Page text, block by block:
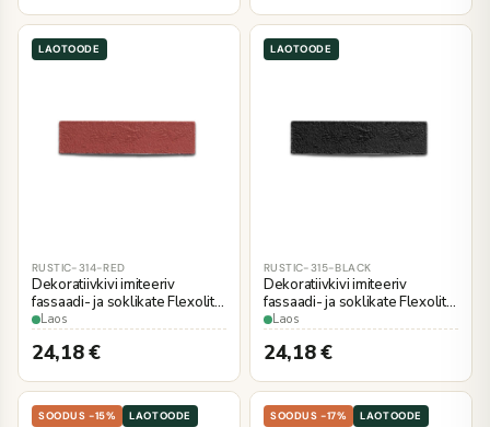
LAOTOODE
RUSTIC-314-RED
Dekoratiivkivi imiteeriv
fassaadi- ja soklikate Flexolith
70x240 mm, RUSTIC 314
Laos
24,18€
LAOTOODE
RUSTIC-315-BLACK
Dekoratiivkivi imiteeriv
fassaadi- ja soklikate Flexolith
70x240 mm, RUSTIC 315
Laos
24,18€
SOODUS -15% LAOTOODE SOODUS -17% LAOTOODE